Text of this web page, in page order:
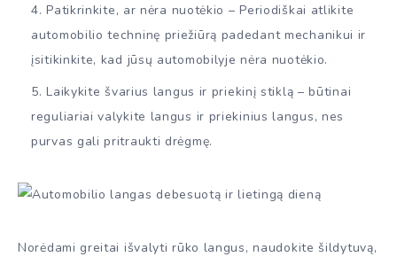
Patikrinkite, ar nėra nuotėkio – Periodiškai atlikite
automobilio techninę priežiūrą padedant mechanikui ir
įsitikinkite, kad jūsų automobilyje nėra nuotėkio.
Laikykite švarius langus ir priekinį stiklą – būtinai
reguliariai valykite langus ir priekinius langus, nes
purvas gali pritraukti drėgmę.
Norėdami greitai išvalyti rūko langus, naudokite šildytuvą,